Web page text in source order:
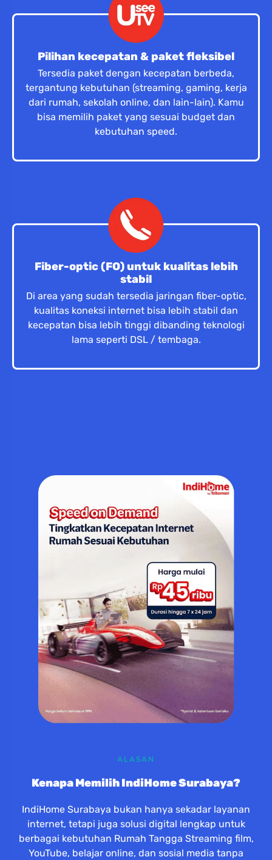
Pilihan kecepatan & paket fleksibel
Tersedia paket dengan kecepatan berbeda,
tergantung kebutuhan (streaming, gaming, kerja
dari rumah, sekolah online, dan lain-lain). Kamu
bisa memilih paket yang sesuai budget dan
kebutuhan speed.
Fiber-optic (FO) untuk kualitas lebih
stabil
Di area yang sudah tersedia jaringan fiber-optic,
kualitas koneksi internet bisa lebih stabil dan
kecepatan bisa lebih tinggi dibanding teknologi
lama seperti DSL / tembaga.
ALASAN
Kenapa Memilih IndiHome Surabaya?
IndiHome Surabaya bukan hanya sekadar layanan
internet, tetapi juga solusi digital lengkap untuk
berbagai kebutuhan Rumah Tangga Streaming film,
YouTube, belajar online, dan sosial media tanpa